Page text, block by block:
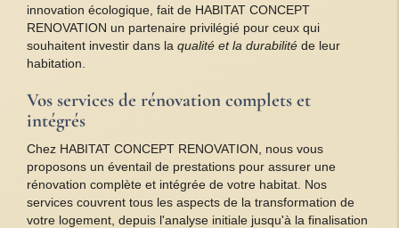
innovation écologique, fait de HABITAT CONCEPT
RENOVATION un partenaire privilégié pour ceux qui
souhaitent investir dans la qualité et la durabilité de leur
habitation.
Vos services de rénovation complets et
intégrés
Chez HABITAT CONCEPT RENOVATION, nous vous
proposons un éventail de prestations pour assurer une
rénovation complète et intégrée de votre habitat. Nos
services couvrent tous les aspects de la transformation de
votre logement, depuis l'analyse initiale jusqu'à la finalisation